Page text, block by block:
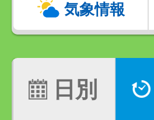
気象情報
日別